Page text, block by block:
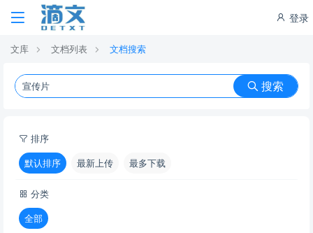
登录
文库 文档列表 文档搜索
搜索
排序
默认排序
最新上传 最多下载
分类
全部